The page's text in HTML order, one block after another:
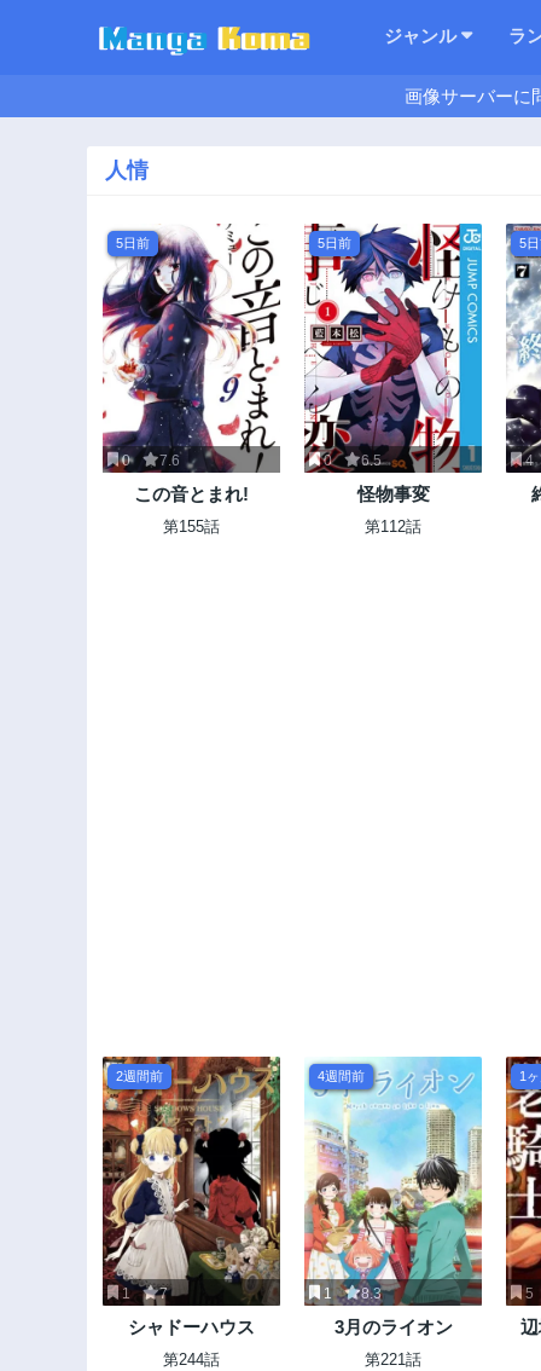
ジャンル ラ
画像サーバーに
人情
5日前
0 7.6
この音とまれ!
第155話
5日前
0 6.5
怪物事変
第112話
5
4
2週間前
1 7
シャドーハウス
第244話
4週間前
1 8.3
3月のライオン
第221話
1
5